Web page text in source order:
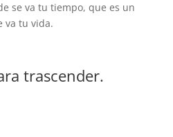
se va tu tiempo, que es un
va tu vida.
trascender.